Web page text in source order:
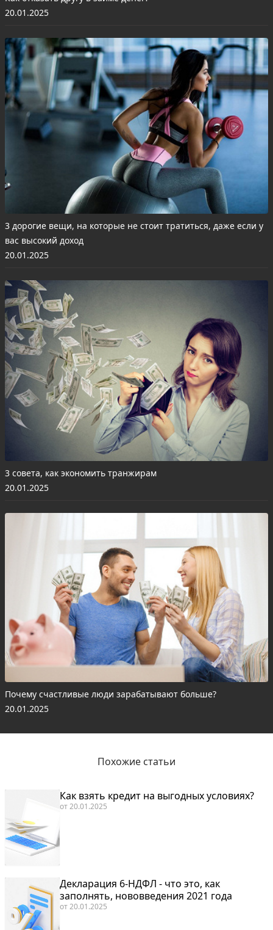
20.01.2025
3 дорогие вещи, на которые не стоит тратиться, даже если у
вас высокий доход
20.01.2025
3 совета, как экономить транжирам
20.01.2025
Почему счастливые люди зарабатывают больше?
20.01.2025
Похожие статьи
Как взять кредит на выгодных условиях?
от20.01.2025
Декларация 6-НДФЛ - что это, как
заполнять, нововведения 2021 года
от20.01.2025